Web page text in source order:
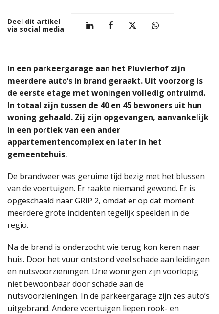
Deel dit artikel
via social media
In een parkeergarage aan het Pluvierhof zijn
meerdere auto’s in brand geraakt. Uit voorzorg is
de eerste etage met woningen volledig ontruimd.
In totaal zijn tussen de 40 en 45 bewoners uit hun
woning gehaald. Zij zijn opgevangen, aanvankelijk
in een portiek van een ander
appartementencomplex en later in het
gemeentehuis.
De brandweer was geruime tijd bezig met het blussen
van de voertuigen. Er raakte niemand gewond. Er is
opgeschaald naar GRIP 2, omdat er op dat moment
meerdere grote incidenten tegelijk speelden in de
regio.
Na de brand is onderzocht wie terug kon keren naar
huis. Door het vuur ontstond veel schade aan leidingen
en nutsvoorzieningen. Drie woningen zijn voorlopig
niet bewoonbaar door schade aan de
nutsvoorzieningen. In de parkeergarage zijn zes auto’s
uitgebrand. Andere voertuigen liepen rook- en